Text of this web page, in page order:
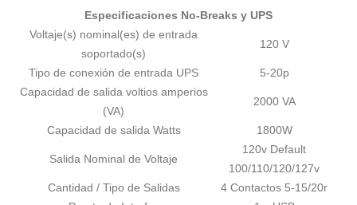
Especificaciones No-Breaks y UPS
Voltaje(s) nominal(es) de entrada
soportado(s)
120 V
Tipo de conexión de entrada UPS
5-20p
Capacidad de salida voltios amperios
(VA)
2000 VA
Capacidad de salida Watts 1800W
Salida Nominal de Voltaje
120v Default
100/110/120/127v
Cantidad / Tipo de Salidas
4 Contactos 5-15/20r